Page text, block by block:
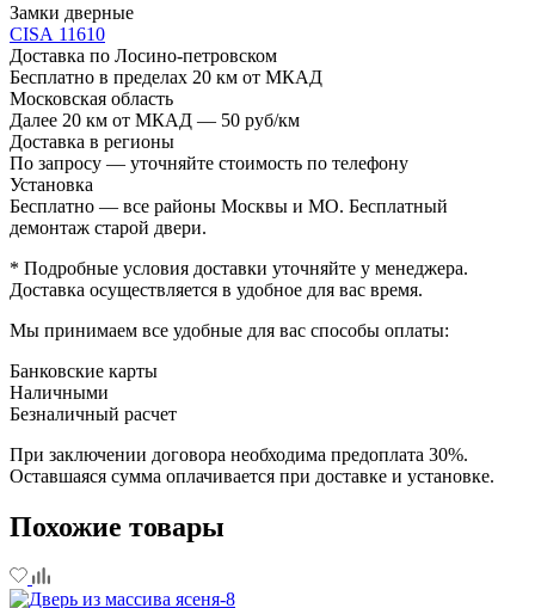
Замки дверные
CISA 11610
Доставка по Лосино-петровском
Бесплатно в пределах 20 км от МКАД
Московская область
Далее 20 км от МКАД — 50 руб/км
Доставка в регионы
По запросу — уточняйте стоимость по телефону
Установка
Бесплатно — все районы Москвы и МО. Бесплатный
демонтаж старой двери.
* Подробные условия доставки уточняйте у менеджера.
Доставка осуществляется в удобное для вас время.
Мы принимаем все удобные для вас способы оплаты:
Банковские карты
Наличными
Безналичный расчет
При заключении договора необходима предоплата 30%.
Оставшаяся сумма оплачивается при доставке и установке.
Похожие товары